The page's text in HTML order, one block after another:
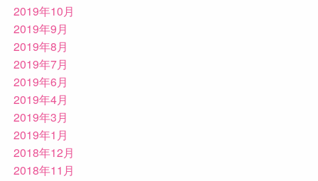
2019年10月
2019年9月
2019年8月
2019年7月
2019年6月
2019年4月
2019年3月
2019年1月
2018年12月
2018年11月